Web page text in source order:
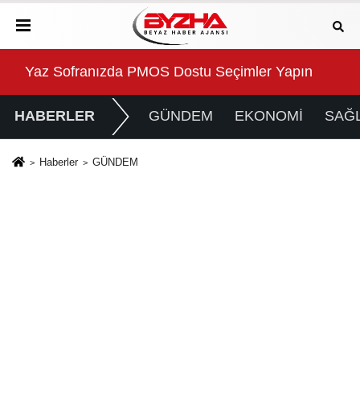
Yaz Sofranızda PMOS Dostu Seçimler Yapın
HABERLER GÜNDEM EKONOMİ
Haberler GÜNDEM